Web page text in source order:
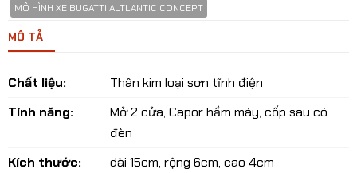
So sánh Yêu thích(0)
MÔ HÌNH XE BUGATTI ALTLANTIC CONCEPT
MÔ TẢ
Chất liệu:
Thân kim loại sơn tĩnh điện
Tính năng:
Mở 2 cửa, Capor hầm máy, cốp sau có
đèn
Kích thước:
dài 15cm, rộng 6cm, cao 4cm